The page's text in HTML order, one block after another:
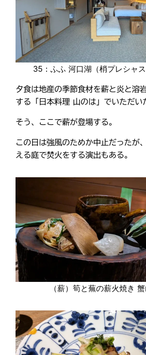
35：ふふ 河口湖（梢プレシャス
夕食は地産の季節食材を薪と炎と溶
する「日本料理 山のは」でいただい
そう、ここで薪が登場する。
この日は強風のためか中止だったが
える庭で焚火をする演出もある。
（薪）筍と蕪の薪火焼き